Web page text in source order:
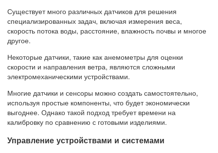
Существует много различных датчиков для решения
специализированных задач, включая измерения веса,
скорость потока воды, расстояние, влажность почвы и многое
другое.
Некоторые датчики, такие как анемометры для оценки
скорости и направления ветра, являются сложными
электромеханическими устройствами.
Многие датчики и сенсоры можно создать самостоятельно,
используя простые компоненты, что будет экономически
выгоднее. Однако такой подход требует времени на
калибровку по сравнению с готовыми изделиями.
Управление устройствами и системами